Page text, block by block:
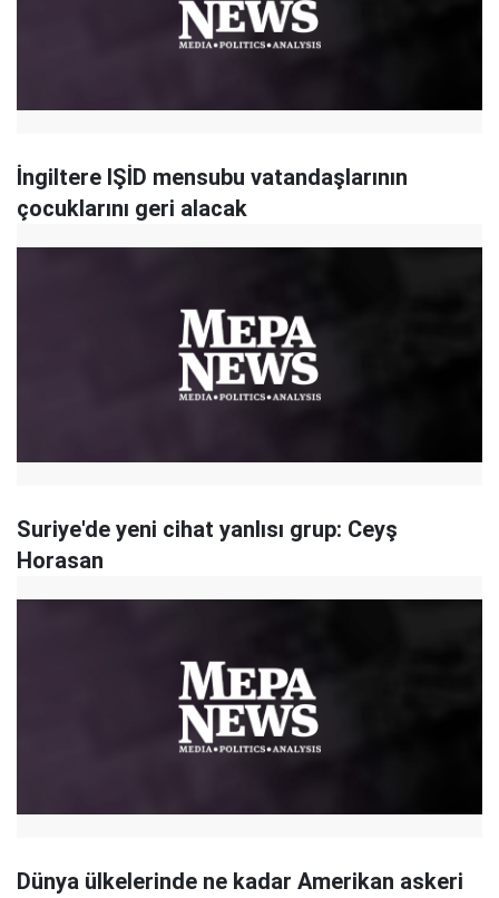
İngiltere IŞİD mensubu vatandaşlarının
çocuklarını geri alacak
Suriye'de yeni cihat yanlısı grup: Ceyş
Horasan
Dünya ülkelerinde ne kadar Amerikan askeri